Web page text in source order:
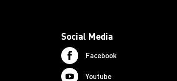
Social Media
Facebook
Youtube